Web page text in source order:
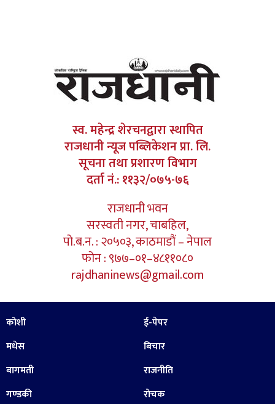
स्व. महेन्द्र शेरचनद्वारा स्थापित
राजधानी न्यूज पब्लिकेशन प्रा. लि.
सूचना तथा प्रशारण विभाग
दर्ता नं.: ११३२/०७५-७६
राजधानी भवन
सरस्वती नगर, चाबहिल,
पो.ब.न. : २०५०३, काठमाडौं – नेपाल
फोन : ९७७–०१–४८११०८०
rajdhaninews@gmail.com
कोशी
मधेस
बागमती
गण्डकी
ई-पेपर
बिचार
राजनीति
रोचक